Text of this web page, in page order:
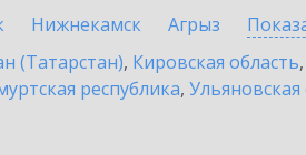
Нижнекамск Агрыз
(Татарстан), Кировская область,
республика, Ульяновская